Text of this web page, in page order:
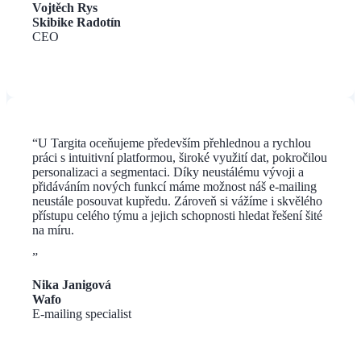
Vojtěch Rys
Skibike Radotín
CEO
“U Targita oceňujeme především přehlednou a rychlou
práci s intuitivní platformou, široké využití dat, pokročilou
personalizaci a segmentaci. Díky neustálému vývoji a
přidáváním nových funkcí máme možnost náš e-mailing
neustále posouvat kupředu. Zároveň si vážíme i skvělého
přístupu celého týmu a jejich schopnosti hledat řešení šité
na míru.
”
Nika Janigová
Wafo
E-mailing specialist